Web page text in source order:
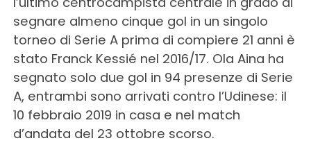
segnare almeno cinque gol in un singolo
torneo di Serie A prima di compiere 21 anni è
stato Franck Kessié nel 2016/17. Ola Aina ha
segnato solo due gol in 94 presenze di Serie
A, entrambi sono arrivati contro l’Udinese: il
10 febbraio 2019 in casa e nel match
d’andata del 23 ottobre scorso.